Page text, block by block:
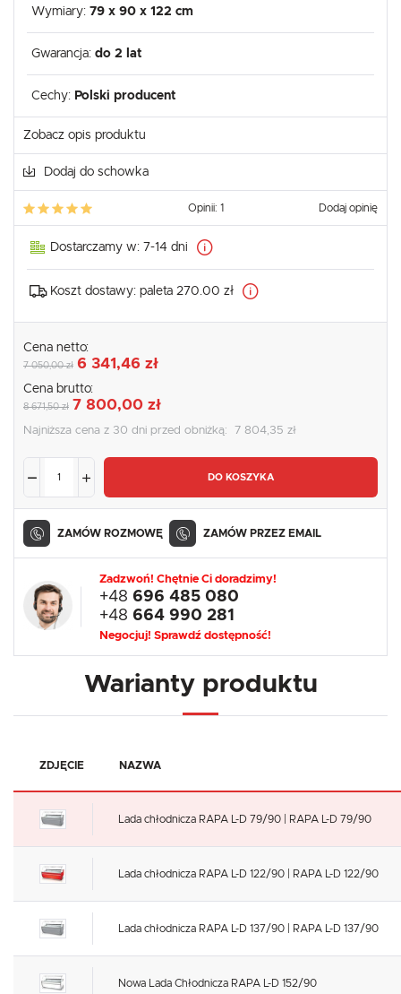
Wymiary: 79 x 90 x 122 cm
Gwarancja: do 2 lat
Cechy: Polski producent
Zobacz opis produktu
Dodaj do schowka
Opinii: 1 Dodaj opinię
Dostarczamy w: 7-14 dni
Koszt dostawy: paleta 270.00 zł
Cena netto:
7 050,00 zł 6 341,46 zł
Cena brutto:
8 671,50 zł 7 800,00 zł
Najniższa cena z 30 dni przed obniżką: 7 804,35 zł
DO KOSZYKA
ZAMÓW ROZMOWĘ ZAMÓW PRZEZ EMAIL
Zadzwoń! Chętnie Ci doradzimy!
+48 696 485 080
+48 664 990 281
Negocjuj! Sprawdź dostępność!
Warianty produktu
ZDJĘCIE NAZWA
Lada chłodnicza RAPA L-D 79/90 | RAPA L-D 79/90
Lada chłodnicza RAPA L-D 122/90 | RAPA L-D 122/90
Lada chłodnicza RAPA L-D 137/90 | RAPA L-D 137/90
Nowa Lada Chłodnicza RAPA L-D 152/90